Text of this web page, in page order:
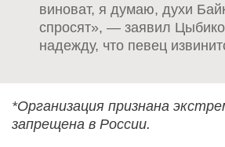
виноват, я думаю, духи
спросят», — заявил
надежду, что певец
*Организация признана
запрещена в России.